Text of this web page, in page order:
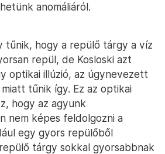
anomáliáról.
tűnik, hogy a repülő tárgy a víz
repül, de Kosloski azt
optikai illúzió, az úgynevezett
tűnik így. Ez az optikai
hogy az agyunk
nem képes feldolgozni a
egy gyors repülőből
tárgy sokkal gyorsabbnak